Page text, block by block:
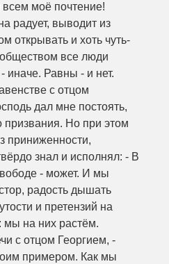
всем моё почтение!
радует, выводит из
открывать и хоть чуть-
все люди
Равны - и нет.
с отцом
дал мне постоять,
призвания. Но при этом
приниженности,
знал и исполнял: - В
- может. И мы
радость дышать
и претензий на
мы на них растём.
с отцом Георгием, -
примером. Как мы